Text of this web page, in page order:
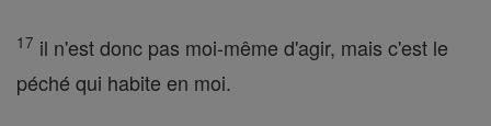
17 il n'est donc pas moi-même d'agir, mais c'est le
péché qui habite en moi.